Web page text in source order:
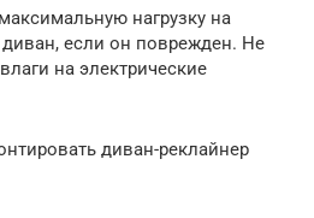
нагрузку на
если он поврежден. Не
на электрические
диван-реклайнер